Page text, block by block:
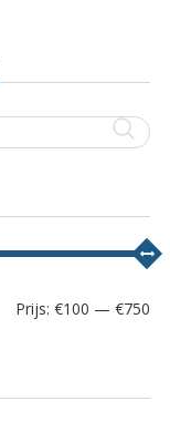
Prijs:€100 —€750